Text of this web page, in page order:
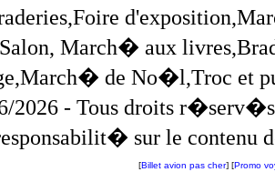
March� aux
de No�l,Troc et
2026 - Tous droits
sur le contenu
[Billet avion pas cher] [Promo